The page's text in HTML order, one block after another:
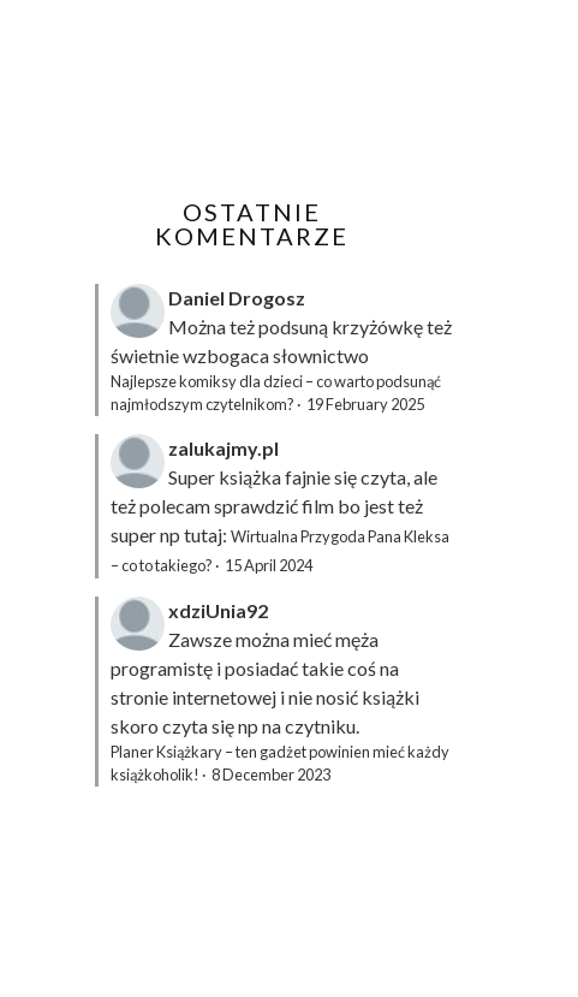
OSTATNIE
KOMENTARZE
Daniel Drogosz
Można też podsuną krzyżówkęteż
świetnie wzbogaca słownictwo
Najlepsze komiksy dla dzieci – co warto podsunąć
najmłodszym czytelnikom? · 19 February 2025
zalukajmy.pl
Super książka fajnie się czyta, ale
też polecam sprawdzić film bo jest też
super np tutaj: Wirtualna Przygoda Pana Kleksa
– co to takiego? · 15 April 2024
xdziUnia92
Zawsze można mieć męża
programistę i posiadać takie coś na
stronie internetowej i nie nosić książki
skoro czyta się np na czytniku.
Planer Książkary – ten gadżet powinien mieć każdy
książkoholik! · 8 December 2023